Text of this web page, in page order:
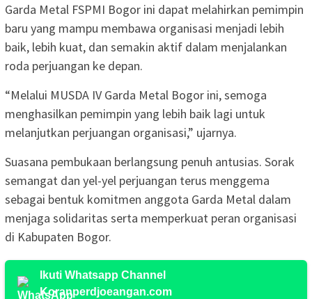
Garda Metal FSPMI Bogor ini dapat melahirkan pemimpin
baru yang mampu membawa organisasi menjadi lebih
baik, lebih kuat, dan semakin aktif dalam menjalankan
roda perjuangan ke depan.
“Melalui MUSDA IV Garda Metal Bogor ini, semoga
menghasilkan pemimpin yang lebih baik lagi untuk
melanjutkan perjuangan organisasi,” ujarnya.
Suasana pembukaan berlangsung penuh antusias. Sorak
semangat dan yel-yel perjuangan terus menggema
sebagai bentuk komitmen anggota Garda Metal dalam
menjaga solidaritas serta memperkuat peran organisasi
di Kabupaten Bogor.
Ikuti Whatsapp Channel
Koranperdjoeangan.com